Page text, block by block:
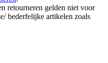
retourneren gelden niet voor
bederfelijke artikelen zoals